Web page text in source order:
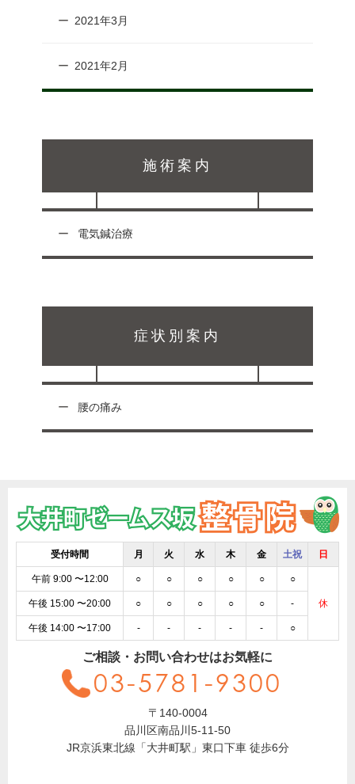
2021年3月
2021年2月
施術案内
電気鍼治療
症状別案内
腰の痛み
受付時間 月 火 水 木 金 土祝 日
午前 9:00 〜12:00 ○ ○ ○ ○ ○ ○
休
午後 15:00 〜20:00 ○ ○ ○ ○ ○ -
午後 14:00 〜17:00 - - - - - ○
ご相談・お問い合わせはお気軽に
03-5781-9300
〒140-0004
品川区南品川5-11-50
JR京浜東北線「大井町駅」東口下車 徒歩6分